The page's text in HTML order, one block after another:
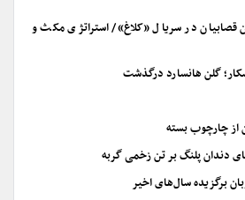
در سریال «کلاغ»/ استراتژی مکث و
گلن هانسارد درگذشت
از چارچوب بسته
دندان پلنگ بر تن زخمی گربه